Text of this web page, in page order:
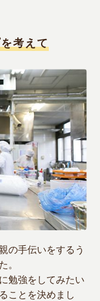
考えて
の手伝いをするう
。
勉強をしてみたい
ことを決めまし